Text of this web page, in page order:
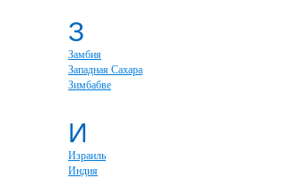
З
Замбия
Западная Сахара
Зимбабве
И
Израиль
Индия